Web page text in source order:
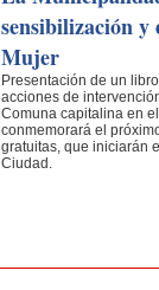
sensibilización
Mujer
Presentación de un
acciones de
Comuna capitalina en
conmemorará el
gratuitas, que iniciarán
Ciudad.